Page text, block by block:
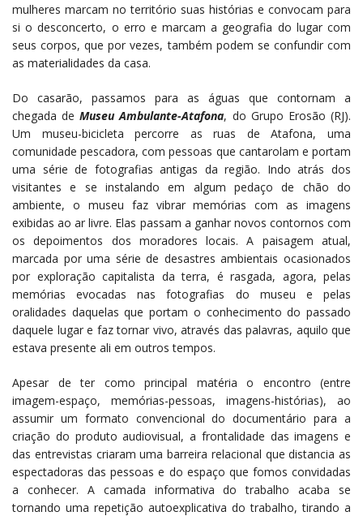
mulheres marcam no território suas histórias e convocam para
si o desconcerto, o erro e marcam a geografia do lugar com
seus corpos, que por vezes, também podem se confundir com
as materialidades da casa.
Do casarão, passamos para as águas que contornam a
chegada deMuseu Ambulante-Atafona, do Grupo Erosão (RJ).
Um museu-bicicleta percorre as ruas de Atafona, uma
comunidade pescadora, com pessoas que cantarolam e portam
uma série de fotografias antigas da região. Indo atrás dos
visitantes e se instalando em algum pedaço de chão do
ambiente, o museu faz vibrar memórias com as imagens
exibidas ao ar livre. Elas passam a ganhar novos contornos com
os depoimentos dos moradores locais. A paisagem atual,
marcada por uma série de desastres ambientais ocasionados
por exploração capitalista da terra, é rasgada, agora, pelas
memórias evocadas nas fotografias do museu e pelas
oralidades daquelas que portam o conhecimento do passado
daquele lugar e faz tornar vivo, através das palavras, aquilo que
estava presente ali em outros tempos.
Apesar de ter como principal matéria o encontro (entre
imagem-espaço, memórias-pessoas, imagens-histórias), ao
assumir um formato convencional do documentário para a
criação do produto audiovisual, a frontalidade das imagens e
das entrevistas criaram uma barreira relacional que distancia as
espectadoras das pessoas e do espaço que fomos convidadas
a conhecer. A camada informativa do trabalho acaba se
tornando uma repetição autoexplicativa do trabalho, tirando a